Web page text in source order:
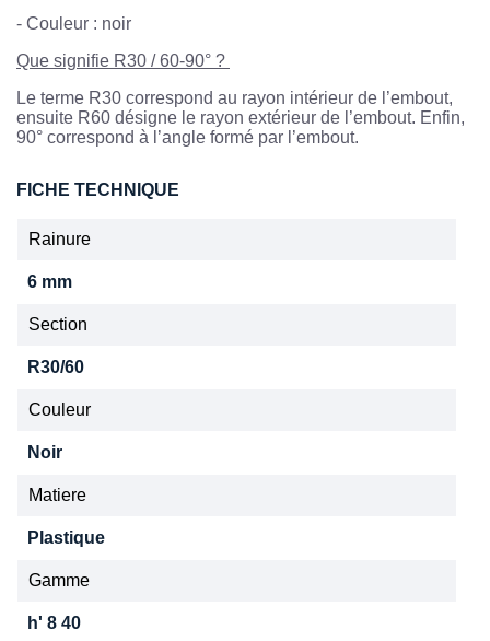
- Couleur : noir
Que signifie R30 / 60-90° ?
Le terme R30 correspond au rayon intérieur de l’embout,
ensuite R60 désigne le rayon extérieur de l’embout. Enfin,
90° correspond à l’angle formé par l’embout.
FICHE TECHNIQUE
Rainure
6 mm
Section
R30/60
Couleur
Noir
Matiere
Plastique
Gamme
h' 8 40